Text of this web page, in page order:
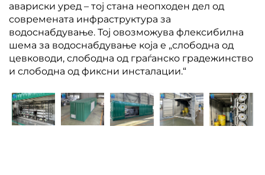
авариски уред – тој стана неопходен дел од
современата инфраструктура за
водоснабдување. Тој овозможува флексибилна
шема за водоснабдување која е „слободна од
цевководи, слободна од граѓанско градежинство
и слободна од фиксни инсталации.“